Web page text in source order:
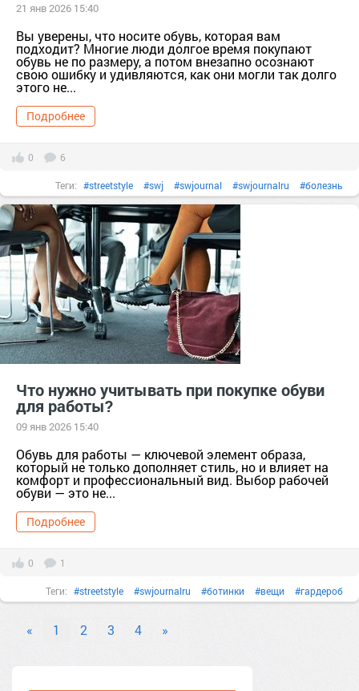
21 янв 2026 15:40
Вы уверены, что носите обувь, которая вам
подходит? Многие люди долгое время покупают
обувь не по размеру, а потом внезапно осознают
свою ошибку и удивляются, как они могли так долго
этого не...
Подробнее
0 6
Теги: #streetstyle #swj #swjournal #swjournalru #болезнь
#ботинки #вещи #гардероб #женскаякрасота
#жизнь #здоровье #Кроссовки #мода
#обувь #одежда #организм #польза
#сапоги #сезон #стиль #стресс #тело
Что нужно учитывать при покупке обуви
для работы?
09 янв 2026 15:40
Обувь для работы — ключевой элемент образа,
который не только дополняет стиль, но и влияет на
комфорт и профессиональный вид. Выбор рабочей
обуви — это не...
Подробнее
0 1
Теги: #streetstyle #swjournalru #ботинки #вещи #гардероб
« 1 2 3 4 »